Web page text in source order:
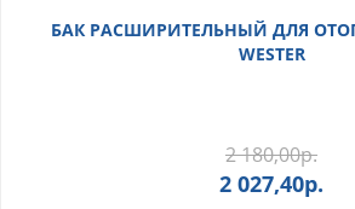
БАК РАСШИРИТЕЛЬНЫЙ ДЛЯ
WESTER
2 180,00р.
2 027,40р.